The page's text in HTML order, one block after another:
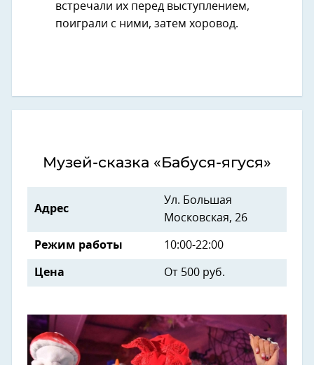
встречали их перед выступлением,
поиграли с ними, затем хоровод.
Музей-сказка «Бабуся-ягуся»
Адрес
Ул. Большая
Московская, 26
Режим работы 10:00-22:00
Цена От 500 руб.